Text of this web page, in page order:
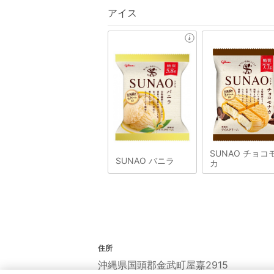
アイス
SUNAO バニラ
SUNAO チョコ
カ
住所
沖縄県国頭郡金武町屋嘉2915